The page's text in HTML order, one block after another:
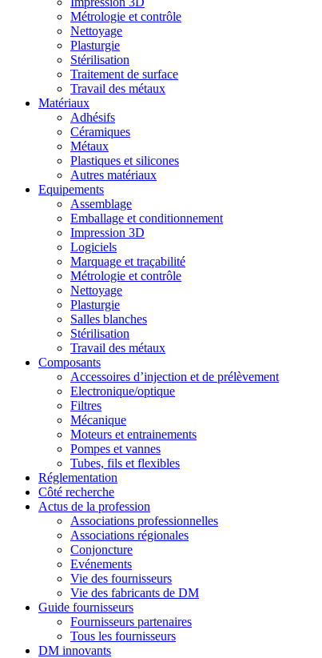
Métrologie et contrôle
Nettoyage
Plasturgie
Stérilisation
Traitement de surface
Travail des métaux
Matériaux
Adhésifs
Céramiques
Métaux
Plastiques et silicones
Autres matériaux
Equipements
Assemblage
Emballage et conditionnement
Impression 3D
Logiciels
Marquage et traçabilité
Métrologie et contrôle
Nettoyage
Plasturgie
Salles blanches
Stérilisation
Travail des métaux
Composants
Accessoires d’injection et de prélèvement
Electronique/optique
Filtres
Mécanique
Moteurs et entrainements
Pompes et vannes
Tubes, fils et flexibles
Réglementation
Côté recherche
Actus de la profession
Associations professionnelles
Associations régionales
Conjoncture
Evénements
Vie des fournisseurs
Vie des fabricants de DM
Guide fournisseurs
Fournisseurs partenaires
Tous les fournisseurs
DM innovants